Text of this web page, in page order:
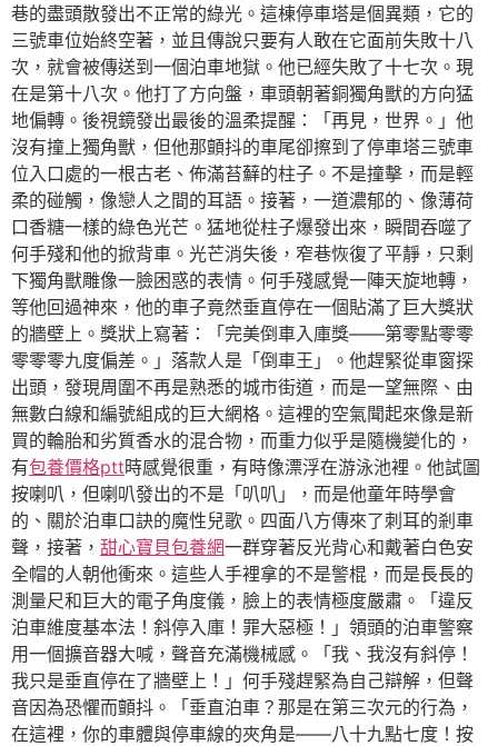
巷的盡頭散發出不正常的綠光。這棟停車塔是個異類，它的
三號車位始終空著，並且傳說只要有人敢在它面前失敗十八
次，就會被傳送到一個泊車地獄。他已經失敗了十七次。現
在是第十八次。他打了方向盤，車頭朝著銅獨角獸的方向猛
地偏轉。後視鏡發出最後的溫柔提醒：「再見，世界。」他
沒有撞上獨角獸，但他那顫抖的車尾卻擦到了停車塔三號車
位入口處的一根古老、佈滿苔蘚的柱子。不是撞擊，而是輕
柔的碰觸，像戀人之間的耳語。接著，一道濃郁的、像薄荷
口香糖一樣的綠色光芒。猛地從柱子爆發出來，瞬間吞噬了
何手殘和他的掀背車。光芒消失後，窄巷恢復了平靜，只剩
下獨角獸雕像一臉困惑的表情。何手殘感覺一陣天旋地轉，
等他回過神來，他的車子竟然垂直停在一個貼滿了巨大獎狀
的牆壁上。獎狀上寫著：「完美倒車入庫獎——第零點零零
零零零九度偏差。」落款人是「倒車王」。他趕緊從車窗探
出頭，發現周圍不再是熟悉的城市街道，而是一望無際、由
無數白線和編號組成的巨大網格。這裡的空氣聞起來像是新
買的輪胎和劣質香水的混合物，而重力似乎是隨機變化的，
有包養價格ptt時感覺很重，有時像漂浮在游泳池裡。他試圖
按喇叭，但喇叭發出的不是「叭叭」，而是他童年時學會
的、關於泊車口訣的魔性兒歌。四面八方傳來了刺耳的剎車
聲，接著， 甜心寶貝包養網一群穿著反光背心和戴著白色安
全帽的人朝他衝來。這些人手裡拿的不是警棍，而是長長的
測量尺和巨大的電子角度儀，臉上的表情極度嚴肅。「違反
泊車維度基本法！斜停入庫！罪大惡極！」領頭的泊車警察
用一個擴音器大喊，聲音充滿機械感。「我、我沒有斜停！
我只是垂直停在了牆壁上！」何手殘趕緊為自己辯解，但聲
音因為恐懼而顫抖。「垂直泊車？那是在第三次元的行為，
在這裡，你的車體與停車線的夾角是——八十九點七度！按